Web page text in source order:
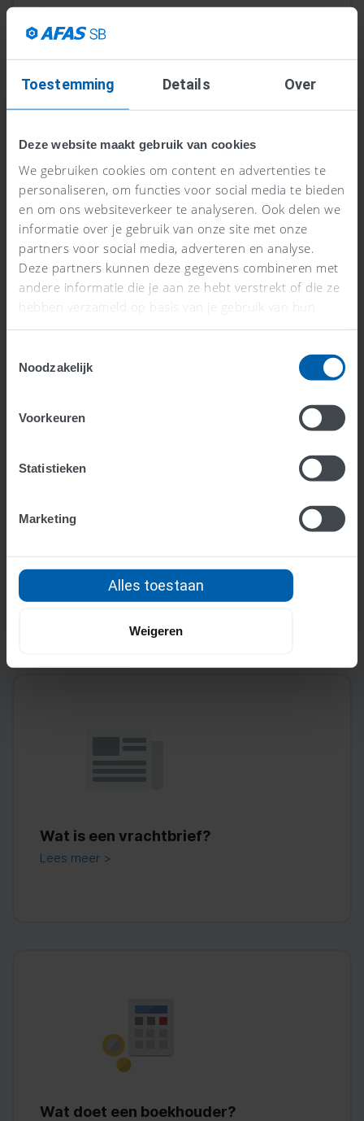
Toestemming Details Over
Deze website maakt gebruik van cookies
We gebruiken cookies om content en advertenties te
personaliseren, om functies voor social media te bieden
en om ons websiteverkeer te analyseren. Ook delen we
informatie over je gebruik van onze site met onze
partners voor social media, adverteren en analyse.
Deze partners kunnen deze gegevens combineren met
andere informatie die je aan ze hebt verstrekt of die ze
hebben verzameld op basis van je gebruik van hun
services.
Noodzakelijk
Voorkeuren
Statistieken
Marketing
Alles toestaan
Weigeren
Lees meer >
Wat is een intracommunautaire
levering (ICL)?
Lees meer >
Lees meer >
Wat is een vrachtbrief?
Lees meer >
Wat doet een boekhouder?